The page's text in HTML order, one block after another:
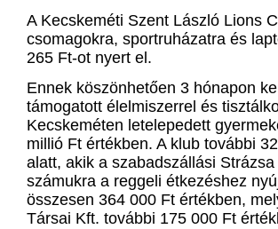
A Kecskeméti Szent László Lions
csomagokra, sportruházatra és
265 Ft-ot nyert el.
Ennek köszönhetően 3 hónapon
támogatott élelmiszerrel és
Kecskeméten letelepedett
millió Ft értékben. A klub további
alatt, akik a szabadszállási
számukra a reggeli étkezéshez
összesen 364 000 Ft értékben,
Társai Kft. további 175 000 Ft